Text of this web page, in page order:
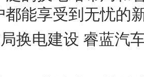
都能享受到无忧的